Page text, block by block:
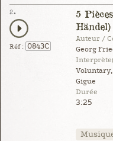
2.
Réf : 0843C
5
Händel)
Auteur /
Georg
Voluntary,
Gigue
Durée
3:25